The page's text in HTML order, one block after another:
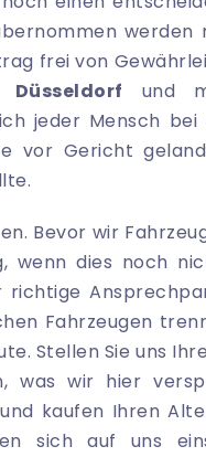
werden
frei von
und
jeder Mensch
vor Gericht
Bevor wir
wenn dies noch
Fahrzeugen
Stellen Sie uns
was wir hier
kaufen Ihren
sich auf uns